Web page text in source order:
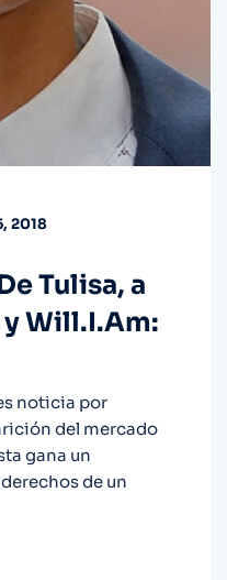
2018
Tulisa, a
Will.I.Am:
noticia por
del mercado
gana un
de un